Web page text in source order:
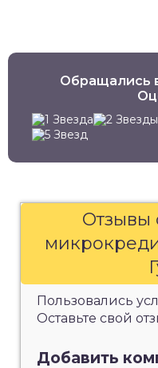
Обращались
Отзывы
Пользовались
Оставьте свой
Добавить